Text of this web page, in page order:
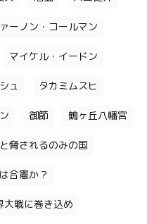
ーノン・コールマン
マイケル・イードン
ュ タカミムスヒ
御節 鶴ヶ丘八幡宮
脅されるのみの国
合憲か？
大戦に巻き込め